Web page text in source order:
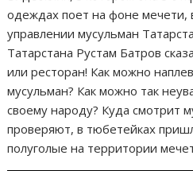
одеждах поет на фоне мечети,
управлении мусульман
Татарстана Рустам Батров
или ресторан! Как можно
мусульман? Как можно так
своему народу? Куда смотрит
проверяют, в тюбетейках
полуголые на территории